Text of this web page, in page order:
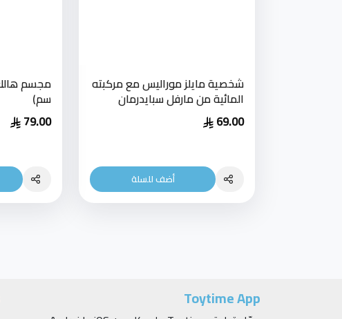
شخصية مايلز موراليس مع مركبته
المائية من مارفل سبايدرمان
69.00
أضف للسلة
سم)
79.00
Toytime App